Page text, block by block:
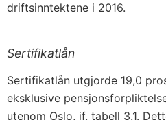
driftsinntektene i 2016.
Sertifikatlån
Sertifikatlån utgjorde 19,0
eksklusive
utenom Oslo, jf. tabell 3.1.